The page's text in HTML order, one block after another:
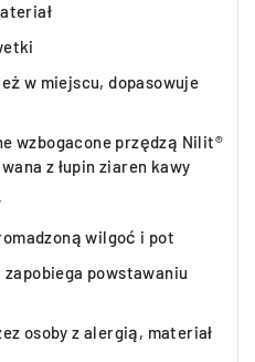
w miejscu, dopasowuje
wzbogacone przędzą Nilit®
z łupin ziaren kawy
wilgoć i pot
powstawaniu
osoby z alergią, materiał